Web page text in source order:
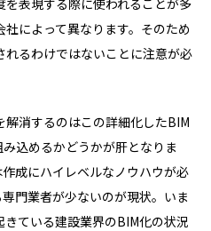
によって異なります。そのため
るわけではないことに注意が必
消するのはこの詳細化したBIM
込めるかどうかが肝となりま
成にハイレベルなノウハウが必
門業者が少ないのが現状。いま
ている建設業界のBIM化の状況